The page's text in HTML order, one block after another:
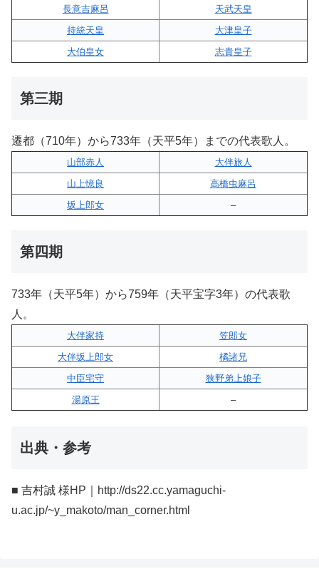
長意吉麻呂
天武天皇
持統天皇
大津皇子
大伯皇女
志貴皇子
第三期
遷都（710年）から733年（天平5年）までの代表歌人。
山部赤人
大伴旅人
山上憶良
高橋虫麻呂
坂上郎女
–
第四期
733年（天平5年）から759年（天平宝字3年）の代表歌
人。
大伴家持
笠郎女
大伴坂上郎女
橘諸兄
中臣宅守
狭野弟上娘子
湯原王
–
出典・参考
■ 吉村誠 様HP｜http://ds22.cc.yamaguchi-
u.ac.jp/~y_makoto/man_corner.html